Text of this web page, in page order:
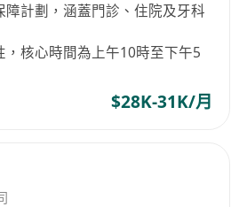
障計劃，涵蓋門診、住院及牙科
，核心時間為上午10時至下午5
$28K-31K/月